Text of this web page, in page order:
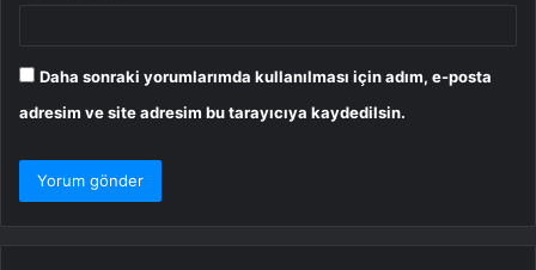
Daha sonraki yorumlarımda kullanılması için adım, e-posta
adresim ve site adresim bu tarayıcıya kaydedilsin.